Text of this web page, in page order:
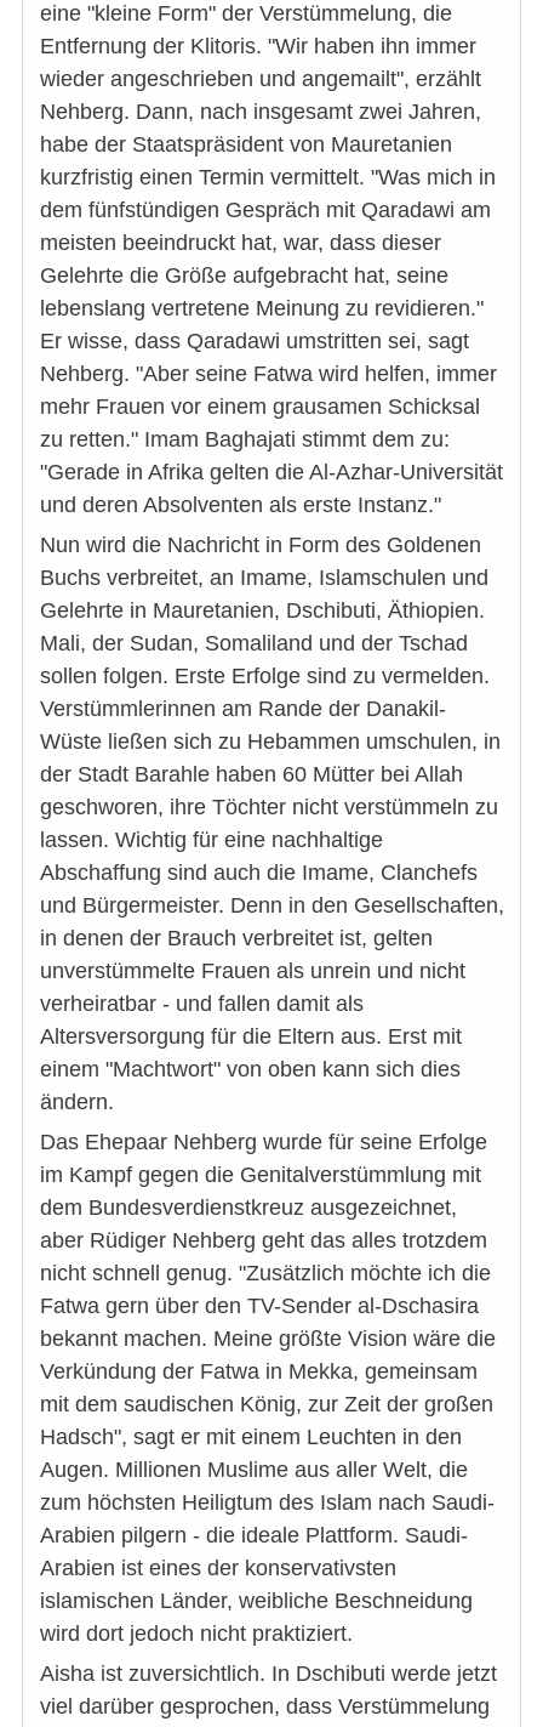
eine "kleine Form" der Verstümmelung, die
Entfernung der Klitoris. "Wir haben ihn immer
wieder angeschrieben und angemailt", erzählt
Nehberg. Dann, nach insgesamt zwei Jahren,
habe der Staatspräsident von Mauretanien
kurzfristig einen Termin vermittelt. "Was mich in
dem fünfstündigen Gespräch mit Qaradawi am
meisten beeindruckt hat, war, dass dieser
Gelehrte die Größe aufgebracht hat, seine
lebenslang vertretene Meinung zu revidieren."
Er wisse, dass Qaradawi umstritten sei, sagt
Nehberg. "Aber seine Fatwa wird helfen, immer
mehr Frauen vor einem grausamen Schicksal
zu retten." Imam Baghajati stimmt dem zu:
"Gerade in Afrika gelten die Al-Azhar-Universität
und deren Absolventen als erste Instanz."
Nun wird die Nachricht in Form des Goldenen
Buchs verbreitet, an Imame, Islamschulen und
Gelehrte in Mauretanien, Dschibuti, Äthiopien.
Mali, der Sudan, Somaliland und der Tschad
sollen folgen. Erste Erfolge sind zu vermelden.
Verstümmlerinnen am Rande der Danakil-
Wüste ließen sich zu Hebammen umschulen, in
der Stadt Barahle haben 60 Mütter bei Allah
geschworen, ihre Töchter nicht verstümmeln zu
lassen. Wichtig für eine nachhaltige
Abschaffung sind auch die Imame, Clanchefs
und Bürgermeister. Denn in den Gesellschaften,
in denen der Brauch verbreitet ist, gelten
unverstümmelte Frauen als unrein und nicht
verheiratbar - und fallen damit als
Altersversorgung für die Eltern aus. Erst mit
einem "Machtwort" von oben kann sich dies
ändern.
Das Ehepaar Nehberg wurde für seine Erfolge
im Kampf gegen die Genitalverstümmlung mit
dem Bundesverdienstkreuz ausgezeichnet,
aber Rüdiger Nehberg geht das alles trotzdem
nicht schnell genug. "Zusätzlich möchte ich die
Fatwa gern über den TV-Sender al-Dschasira
bekannt machen. Meine größte Vision wäre die
Verkündung der Fatwa in Mekka, gemeinsam
mit dem saudischen König, zur Zeit der großen
Hadsch", sagt er mit einem Leuchten in den
Augen. Millionen Muslime aus aller Welt, die
zum höchsten Heiligtum des Islam nach Saudi-
Arabien pilgern - die ideale Plattform. Saudi-
Arabien ist eines der konservativsten
islamischen Länder, weibliche Beschneidung
wird dort jedoch nicht praktiziert.
Aisha ist zuversichtlich. In Dschibuti werde jetzt
viel darüber gesprochen, dass Verstümmelung